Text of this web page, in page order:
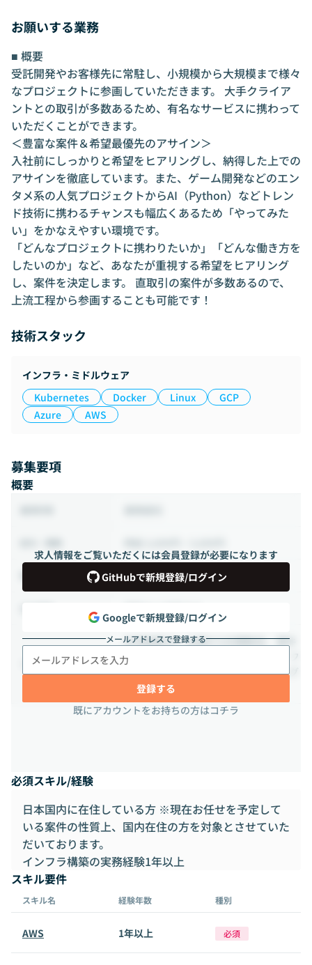
お願いする業務
■ 概要
受託開発やお客様先に常駐し、小規模から大規模まで様々
なプロジェクトに参画していただきます。 大手クライア
ントとの取引が多数あるため、有名なサービスに携わって
いただくことができます。
＜豊富な案件＆希望最優先のアサイン＞
入社前にしっかりと希望をヒアリングし、納得した上での
アサインを徹底しています。また、ゲーム開発などのエン
タメ系の人気プロジェクトからAI（Python）などトレン
ド技術に携わるチャンスも幅広くあるため「やってみた
い」をかなえやすい環境です。
「どんなプロジェクトに携わりたいか」「どんな働き方を
したいのか」など、あなたが重視する希望をヒアリング
し、案件を決定します。 直取引の案件が多数あるので、
上流工程から参画することも可能です！
技術スタック
インフラ・ミドルウェア
Kubernetes
Docker Linux
GCP
Azure
AWS
募集要項
概要
求人情報をご覧いただくには会員登録が必要になります
GitHubで新規登録/ログイン
Googleで新規登録/ログイン
メールアドレスで登録する
登録する
既にアカウントをお持ちの方はコチラ
140時間 ~ 200時間（週35 ~ 50時間）
リモートワーク条件
在宅勤務OK！全国から応募歓迎。 案件
によりフルリモート／ハイブリッド／フ
ル出社が分かれます。希望をヒアリング
のうえアサインを決定します。
必須スキル/経験
日本国内に在住している方 ※現在お任せを予定して
いる案件の性質上、国内在住の方を対象とさせていた
だいております。
インフラ構築の実務経験1年以上
スキル要件
スキル名 経験年数 種別
AWS 1年以上 必須